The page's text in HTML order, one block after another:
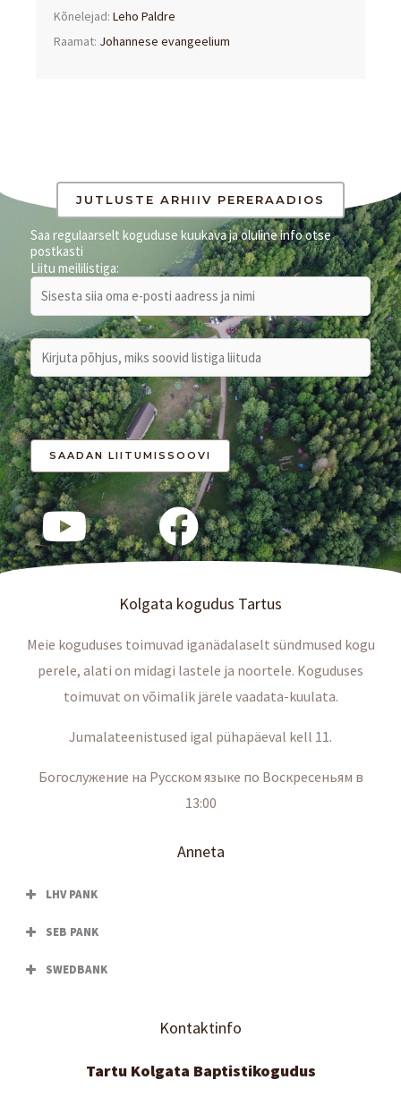
Kõnelejad:Leho Paldre
Raamat: Johannese evangeelium
JUTLUSTE ARHIIV PERERAADIOS
Saa regulaarselt koguduse kuukava ja oluline info otse
postkasti
Liitu meililistiga:
Kolgata kogudus Tartus
Meie koguduses toimuvad iganädalaselt sündmused kogu
perele, alati on midagi lastele ja noortele. Koguduses
toimuvat on võimalik järele vaadata-kuulata.
Jumalateenistused igal pühapäeval kell 11.
Богослужение на Русском языке по Воскресеньям в
13:00
Anneta
LHV PANK
SEB PANK
SWEDBANK
Kontaktinfo
Tartu Kolgata Baptistikogudus